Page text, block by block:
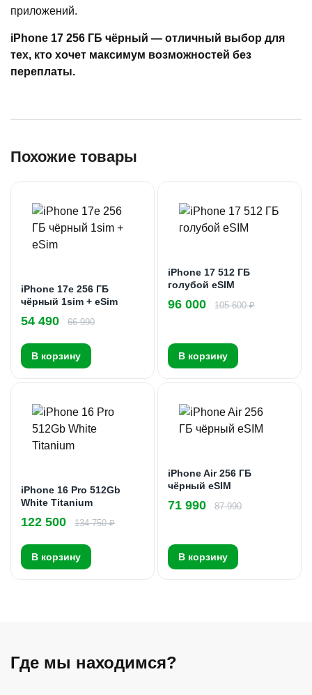
приложений.
iPhone 17 256 ГБ чёрный — отличный выбор для
тех, кто хочет максимум возможностей без
переплаты.
Похожие товары
iPhone 17e 256 ГБ
чёрный 1sim + eSim
54 490 66 990
В корзину
iPhone 17 512 ГБ
голубой eSIM
96 000 105 600 ₽
В корзину
iPhone 16 Pro 512Gb
White Titanium
122 500 134 750 ₽
В корзину
iPhone Air 256 ГБ
чёрный eSIM
71 990 87 990
В корзину
Где мы находимся?